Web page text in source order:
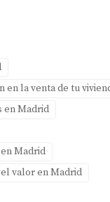
en la venta de tu
en Madrid
Madrid
valor en Madrid